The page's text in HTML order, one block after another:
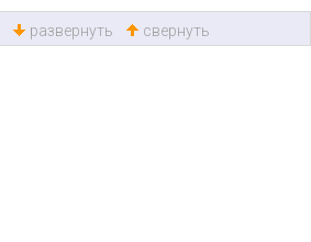
развернуть свернуть